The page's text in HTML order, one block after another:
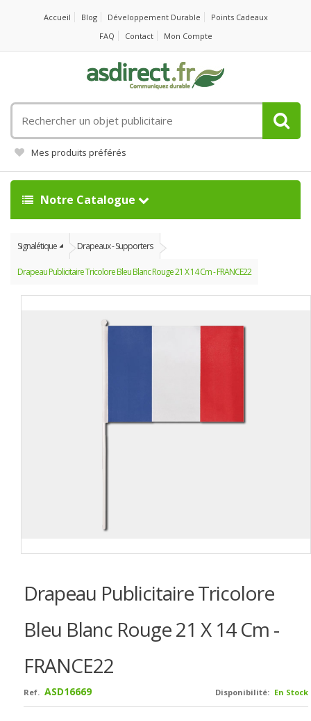
Accueil Blog Développement Durable
Points Cadeaux
FAQ
Contact Mon Compte
un
objet
publicitaire
Mes produits préférés
Notre Catalogue
Signalétique Drapeaux - Supporters
Drapeau Publicitaire Tricolore Bleu Blanc Rouge 21 X 14 Cm - FRANCE22
Drapeau Publicitaire Tricolore
Bleu Blanc Rouge 21 X 14 Cm -
FRANCE22
Disponibilité: En Stock
Ref. ASD16669